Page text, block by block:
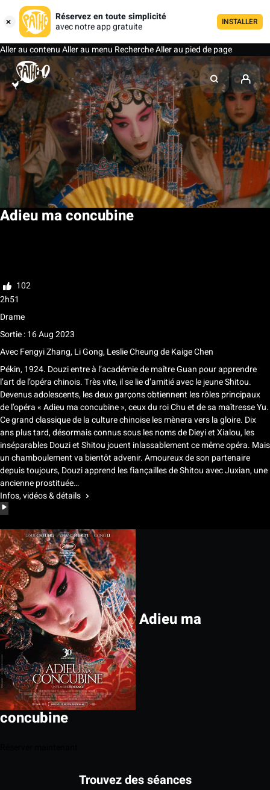
Réservez en toute simplicité
avec notre app gratuite
INSTALLER
Aller au contenuAller au menu RechercheAller au pied de page
Adieu ma concubine
102
2h51
Drame
Sortie : 16 Aug 2023
AvecFengyi Zhang,Li Gong,Leslie CheungdeKaige Chen
Pékin, 1924. Douzi entre à l’académie de maître Guan pour apprendre
l’art de l’opéra chinois. Très vite, il se lie d’amitié avec le jeune Shitou.
Devenus adolescents, les deux garçons obtiennent les rôles principaux
de l’opéra « Adieu ma concubine », ceux du roi Chu et de sa maîtresse Yu.
Ce grand classique de la culture chinoise les mènera vers la gloire. Dix
ans plus tard, désormais connus sous les noms de Dieyi et Xialou, les
inséparables Douzi et Shitou jouent inlassablement ce même opéra. Mais
un chamboulement va bientôt advenir. Amoureux de son partenaire
depuis toujours, Douzi apprend les fiançailles de Shitou avec Juxian, une
ancienne prostituée…
Infos, vidéos & détails
Adieu ma
concubine
Trouvez des séances